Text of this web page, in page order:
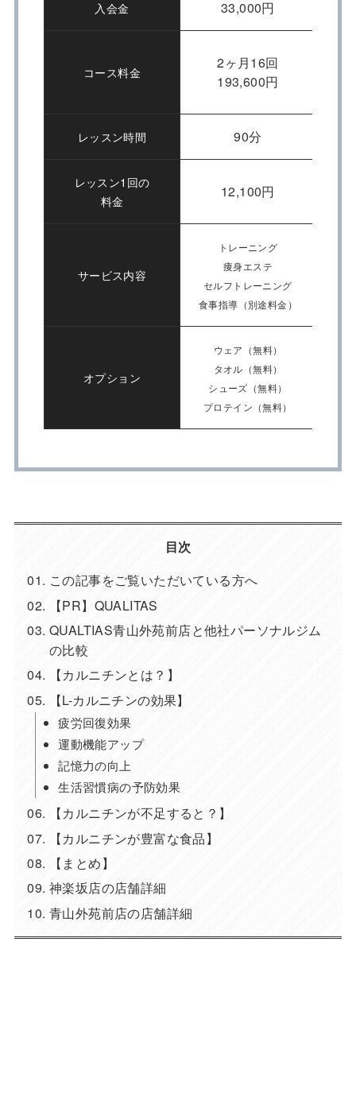
入会金 33,000円
コース料金
2ヶ月16回
193,600円
レッスン時間 90分
レッスン1回の
料金
12,100円
サービス内容
トレーニング
痩身エステ
セルフトレーニング
食事指導（別途料金）
オプション
ウェア（無料）
タオル（無料）
シューズ（無料）
プロテイン（無料）
目次
この記事をご覧いただいている方へ
【PR】QUALITAS
QUALTIAS青山外苑前店と他社パーソナルジム
の比較
【カルニチンとは？】
【L-カルニチンの効果】
疲労回復効果
運動機能アップ
記憶力の向上
生活習慣病の予防効果
【カルニチンが不足すると？】
【カルニチンが豊富な食品】
【まとめ】
神楽坂店の店舗詳細
青山外苑前店の店舗詳細